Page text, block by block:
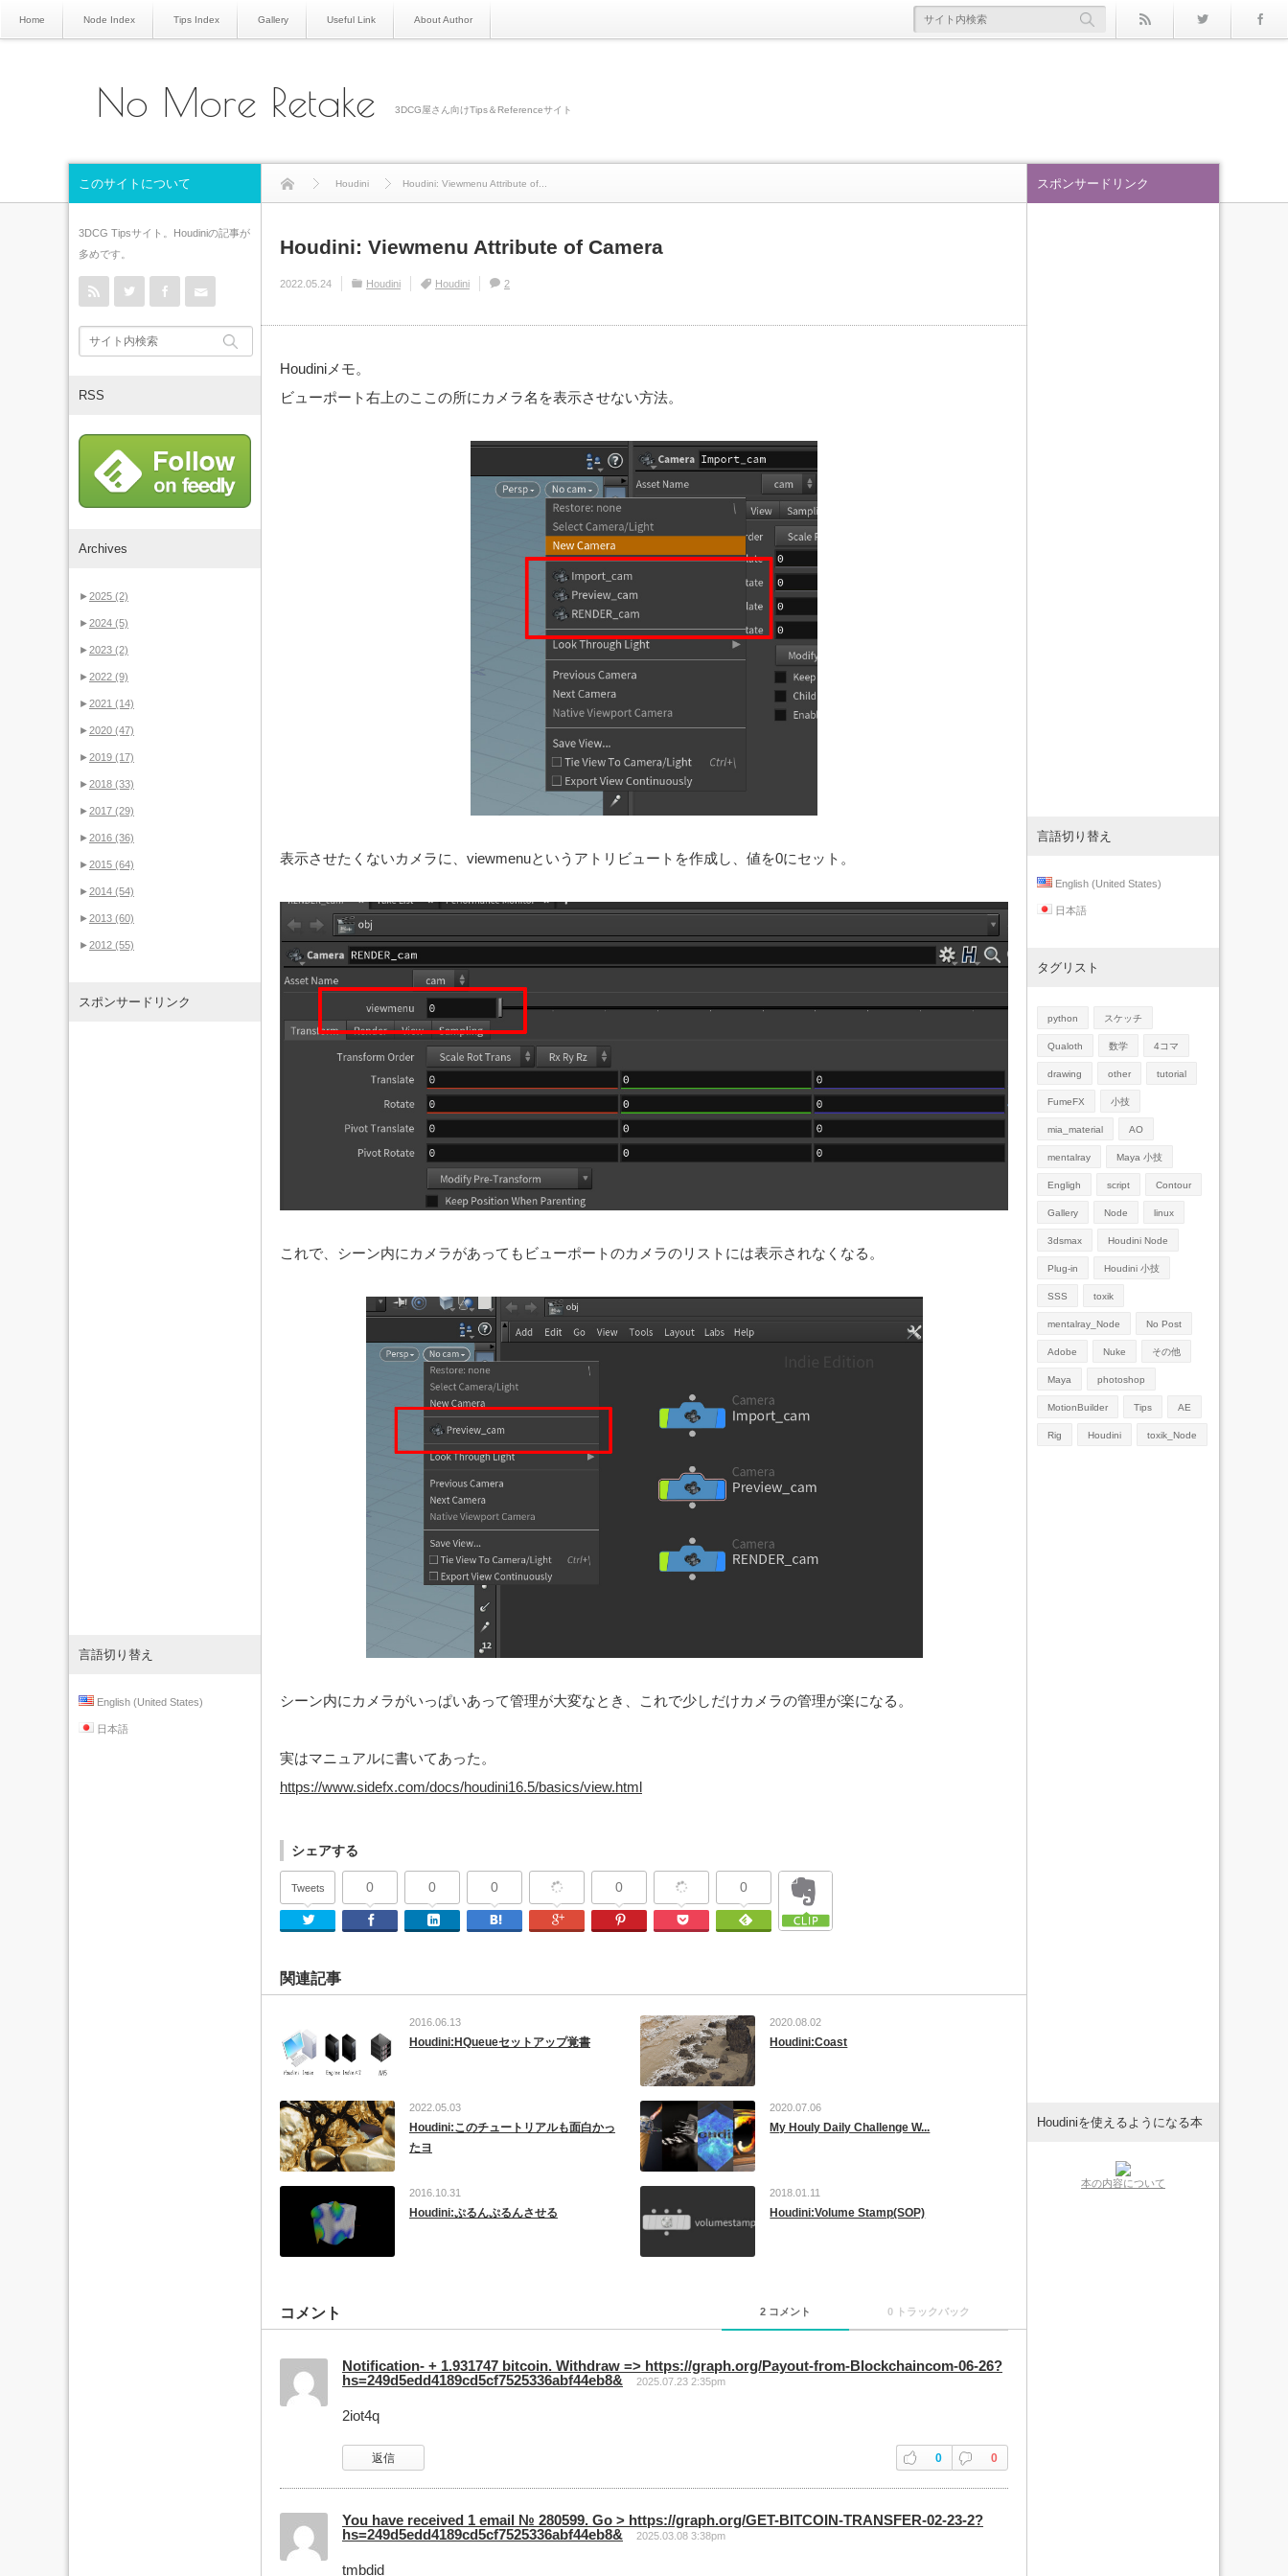
Home Node Index Tips Index Gallery Useful Link About Author
No More Retake 3DCG屋さん向けTips＆Referenceサイト
Houdini Houdini: Viewmenu Attribute of...
Houdini: Viewmenu Attribute of Camera
2022.05.24 Houdini Houdini 2
Houdiniメモ。
ビューポート右上のここの所にカメラ名を表示させない方法。
表示させたくないカメラに、viewmenuというアトリビュートを作成し、値を0にセット。
これで、シーン内にカメラがあってもビューポートのカメラのリストには表示されなくなる。
シーン内にカメラがいっぱいあって管理が大変なとき、これで少しだけカメラの管理が楽になる。
実はマニュアルに書いてあった。
https://www.sidefx.com/docs/houdini16.5/basics/view.html
シェアする
Tweets
Twitter
0
Facebook
0
Linkedin
0
はてなブックマーク
Google Plus
0
Pinterest Pocket
0
Feedly
関連記事
2016.06.13
Houdini:HQueueセットアップ覚書
2020.08.02
Houdini:Coast
2022.05.03
Houdini:このチュートリアルも面白かっ
たヨ
2020.07.06
My Houly Daily Challenge W...
2016.10.31
Houdini:ぷるんぷるんさせる
2018.01.11
Houdini:Volume Stamp(SOP)
コメント 2 コメント 0 トラックバック
Notification- + 1.931747 bitcoin. Withdraw => https://graph.org/Payout-from-Blockchaincom-06-26?
hs=249d5edd4189cd5cf7525336abf44eb8&
2025.07.23 2:35pm
2iot4q
返信 0 0
You have received 1 email № 280599. Go > https://graph.org/GET-BITCOIN-TRANSFER-02-23-2?
hs=249d5edd4189cd5cf7525336abf44eb8&
2025.03.08 3:38pm
tmbdid
このサイトについて
3DCG Tipsサイト。Houdiniの記事が
多めです。
rss Twitter Facebook
RSS
Archives
►2025 (2)
►2024 (5)
►2023 (2)
►2022 (9)
►2021 (14)
►2020 (47)
►2019 (17)
►2018 (33)
►2017 (29)
►2016 (36)
►2015 (64)
►2014 (54)
►2013 (60)
►2012 (55)
スポンサードリンク
言語切り替え
English (United States)
日本語
スポンサードリンク
言語切り替え
English (United States)
日本語
タグリスト
python スケッチ
Qualoth 数学 4コマ
drawing other tutorial
FumeFX 小技
mia_material AO
mentalray Maya 小技
Engligh script Contour
Gallery Node linux
3dsmax Houdini Node
Plug-in Houdini 小技
SSS toxik
mentalray_Node No Post
Adobe Nuke その他
Maya photoshop
MotionBuilder Tips AE
Rig Houdini toxik_Node
Houdiniを使えるようになる本
本の内容について